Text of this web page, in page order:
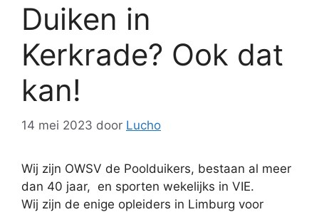
Duiken in
Kerkrade? Ook dat
kan!
14 mei 2023 door Lucho
Wij zijn OWSV de Poolduikers, bestaan al meer
dan 40 jaar, en sporten wekelijks in VIE.
Wij zijn de enige opleiders in Limburg voor